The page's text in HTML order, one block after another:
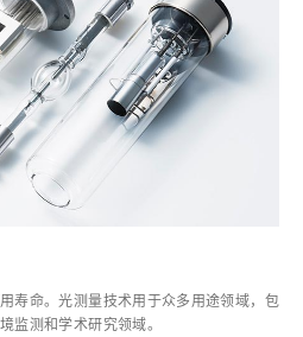
寿命。光测量技术用于众多用途领域，包
监测和学术研究领域。